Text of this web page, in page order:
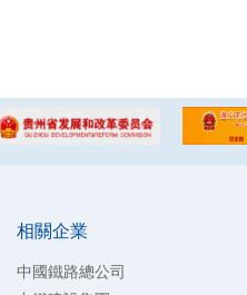
相關企業
中國鐵路總公司